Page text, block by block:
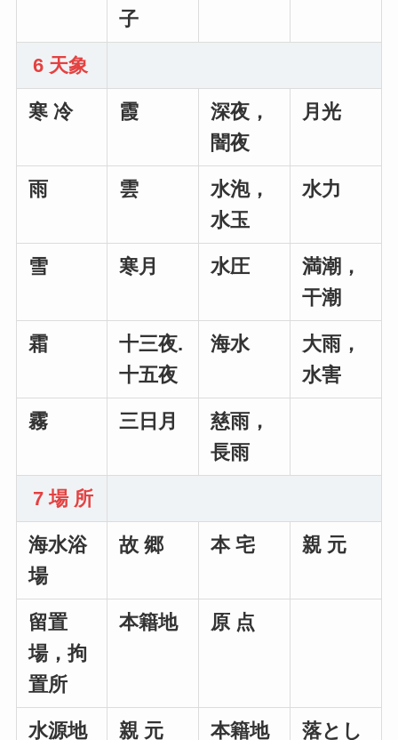
子
6 天象
寒 冷 霞
深夜，
闇夜
月光
雨 雲
水泡，
水玉
水力
雪 寒月 水圧
満潮，
干潮
霜
十三夜.
十五夜
海水
大雨，
水害
霧 三日月
慈雨，
長雨
7 場 所
海水浴
場
故 郷 本 宅 親 元
留置
場，拘
置所
本籍地 原 点
水源地 親 元 本籍地 落とし